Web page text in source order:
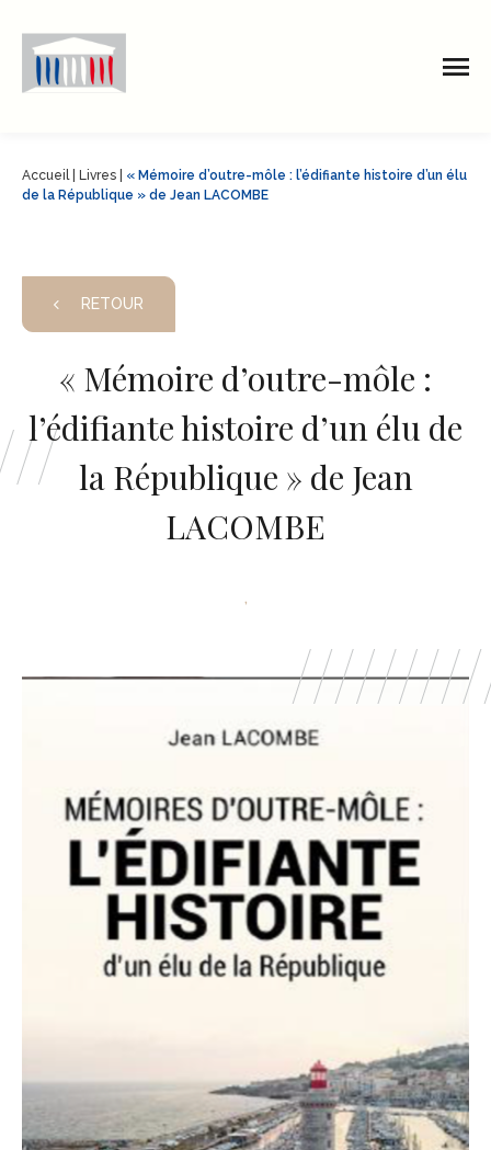
Accueil| Livres
« Mémoire d’outre-môle : l’édifiante histoire d’un élu
de la République » de Jean LACOMBE
RETOUR
« Mémoire d’outre-môle :
l’édifiante histoire d’un élu de
la République » de Jean
LACOMBE
,